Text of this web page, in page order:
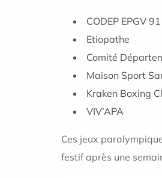
CODEP EPGV 91
Etiopathe
Comité
Maison Sport
Kraken Boxing
VIV’APA
Ces jeux
festif après une